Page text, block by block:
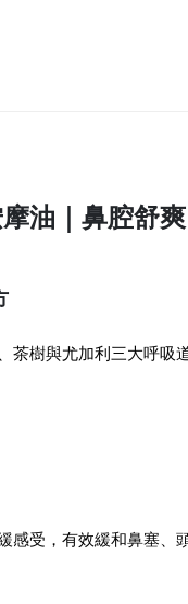
油｜鼻腔舒
茶樹與尤加利三大呼
感受，有效緩和鼻塞、